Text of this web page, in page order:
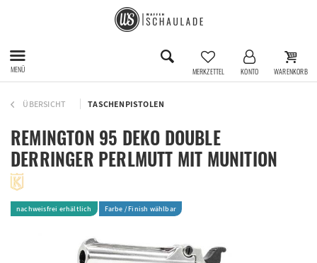
MENÜ MERKZETTEL KONTO WARENKORB
ÜBERSICHT TASCHENPISTOLEN
REMINGTON 95 DEKO DOUBLE
DERRINGER PERLMUTT MIT MUNITION
nachweisfrei erhältlich Farbe / Finish wählbar